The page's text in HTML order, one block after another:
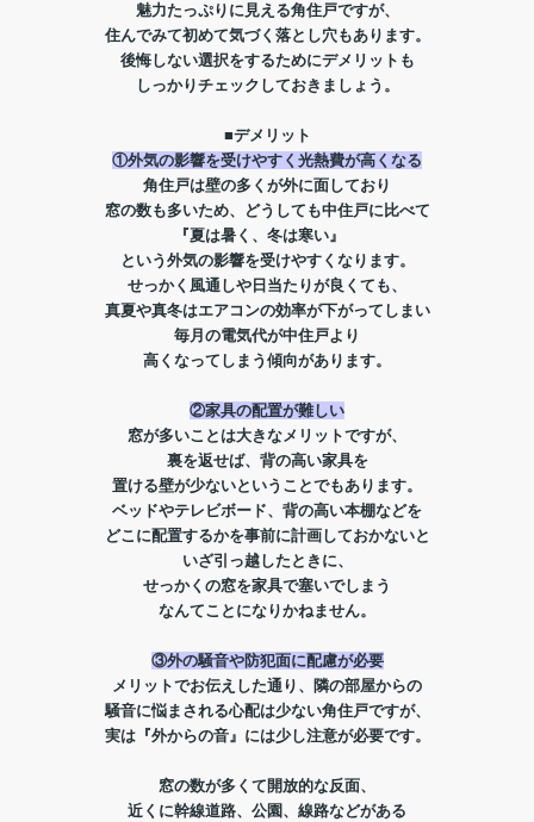
魅力たっぷりに見える角住戸ですが、
住んでみて初めて気づく落とし穴もあります。
後悔しない選択をするためにデメリットも
しっかりチェックしておきましょう。
■デメリット
①外気の影響を受けやすく 光熱費が高くなる
角住戸は壁の多くが外に面しており
窓の数も多いため、どうしても中住戸に比べて
『夏は暑く、冬は寒い』
という外気の影響を受けやすくなります。
せっかく風通しや日当たりが良くても、
真夏や真冬はエアコンの効率が下がってしまい
毎月の電気代が中住戸より
高くなってしまう傾向があります。
②家具の配置が難しい
窓が多いことは大きなメリットですが、
裏を返せば、背の高い家具を
置ける壁が少ないということでもあります。
ベッドやテレビボード、背の高い本棚などを
どこに配置するかを事前に計画しておかないと
いざ引っ越したときに、
せっかくの窓を家具で塞いでしまう
なんてことになりかねません。
③外の騒音や防犯面に配慮が必要
メリットでお伝えした通り、隣の部屋からの
騒音に悩まされる心配は少ない角住戸ですが、
実は『外からの音』には少し注意が必要です。
窓の数が多くて開放的な反面、
近くに幹線道路、公園、線路などがある